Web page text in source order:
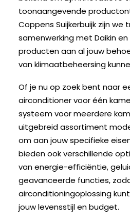
toonaangevende
Coppens Suijkerbuijk zijn we
samenwerking met Daikin
producten aan al jouw
van klimaatbeheersing
Of je nu op zoek bent naar
airconditioner voor één
systeem voor meerdere
uitgebreid assortiment
om aan jouw specifieke
bieden ook verschillende
van energie-efficiëntie,
geavanceerde functies,
airconditioningoplossing
jouw levensstijl en budget.